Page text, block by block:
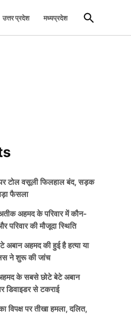
उत्तर प्रदेश मध्यप्रदेश
Open
Search
टोल वसूली फिलहाल बंद, सड़क
फैसला
अहमद के परिवार में कौन-
परिवार की मौजूदा स्थिति
अहमद की हुई है हत्या या
ने शुरू की जांच
के सबसे छोटे बेटे अबान
डिवाइडर से टकराई
विपक्ष पर तीखा हमला, दलित,